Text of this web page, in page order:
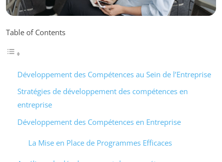
Table of Contents
Développement des Compétences au Sein de l’Entreprise
Stratégies de développement des compétences en
entreprise
Développement des Compétences en Entreprise
La Mise en Place de Programmes Efficaces